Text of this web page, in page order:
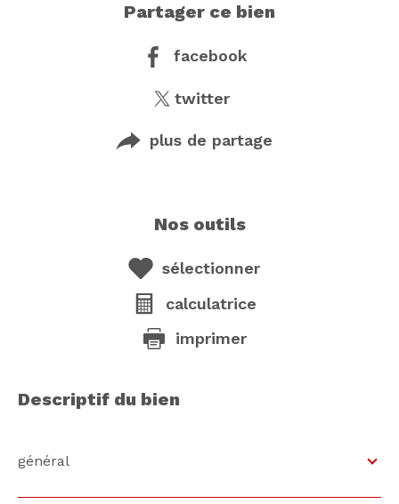
partager ce bien
facebook
twitter
plus de partage
nos outils
sélectionner
calculatrice
imprimer
descriptif du bien
général